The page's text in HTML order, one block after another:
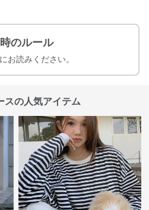
のルール
お読みください。
スの人気アイテム